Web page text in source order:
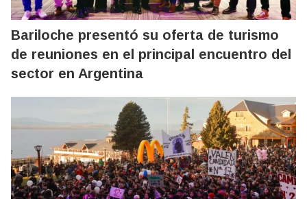
Bariloche presentó su oferta de turismo
de reuniones en el principal encuentro del
sector en Argentina